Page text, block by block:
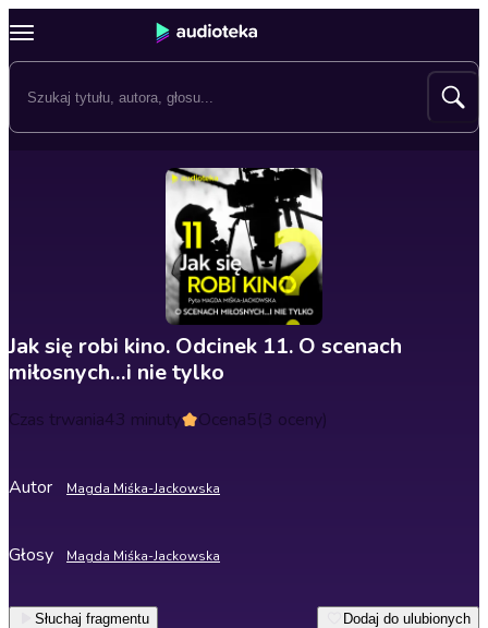
Jak się robi kino. Odcinek 11. O scenach
miłosnych…i nie tylko
Czas trwania43 minuty Ocena5(3 oceny)
Autor Magda Miśka-Jackowska
Głosy Magda Miśka-Jackowska
Słuchaj fragmentu Dodaj do ulubionych